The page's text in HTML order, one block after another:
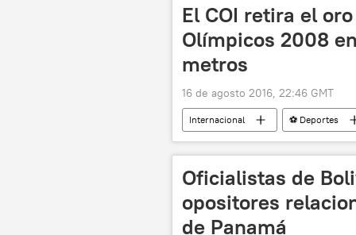
El COI retira el
Olímpicos 2008
metros
16 de agosto 2016, 22:46 GMT
Internacional ⚽ Deportes
dopaje
noticias
Oficialistas de
opositores
de Panamá